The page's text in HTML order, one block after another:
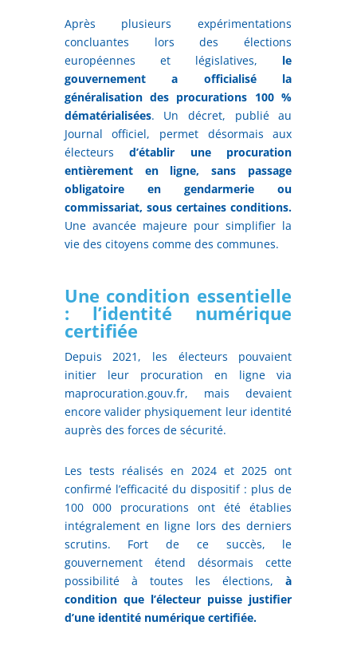
Après plusieurs expérimentations
concluantes lors des élections
européennes et législatives, le
gouvernement a officialisé la
généralisation des procurations 100 %
dématérialisées. Un décret, publié au
Journal officiel, permet désormais aux
électeursd’établir une procuration
entièrement en ligne, sans passage
obligatoire en gendarmerie ou
commissariat, sous certaines conditions.
Une avancée majeure pour simplifier la
vie des citoyens comme des communes.
Une condition essentielle
: l’identité numérique
certifiée
Depuis 2021, les électeurs pouvaient
initier leur procuration en ligne via
maprocuration.gouv.fr, mais devaient
encore valider physiquement leur identité
auprès des forces de sécurité.
Les tests réalisés en 2024 et 2025 ont
confirmé l’efficacité du dispositif : plus de
100 000 procurations ont été établies
intégralement en ligne lors des derniers
scrutins. Fort de ce succès, le
gouvernement étend désormais cette
possibilité à toutes les élections, à
condition que l’électeur puisse justifier
d’une identité numérique certifiée.